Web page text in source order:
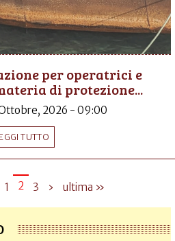
per operatrici e
di protezione...
2026 - 09:00
TUTTO
1 2 3 › ultima »